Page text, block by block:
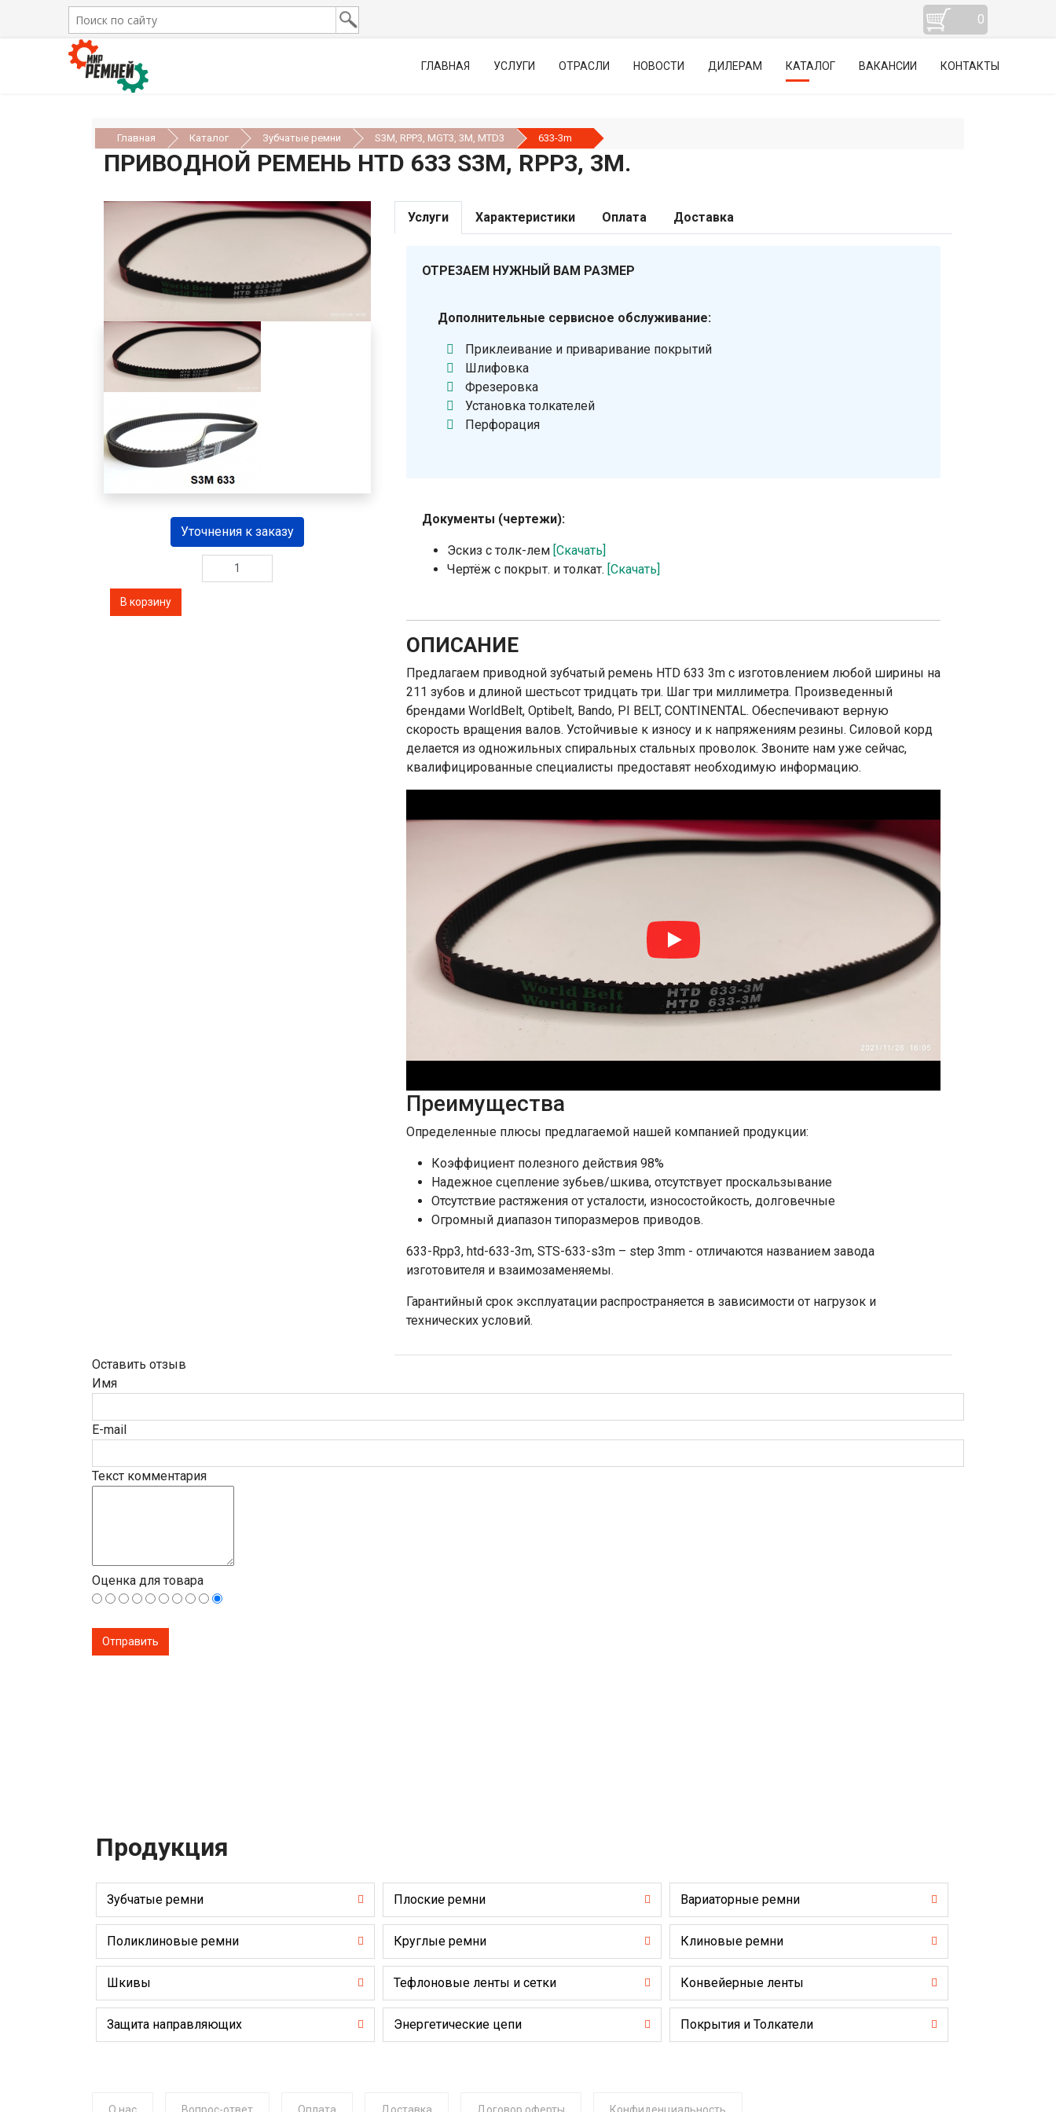
0
ГЛАВНАЯ УСЛУГИ ОТРАСЛИ НОВОСТИ ДИЛЕРАМ КАТАЛОГ ВАКАНСИИ КОНТАКТЫ
Главная Каталог Зубчатые ремни S3M, RPP3, MGT3, 3М, MTD3 633-3m
ПРИВОДНОЙ РЕМЕНЬ HTD 633 S3M, RPP3, 3М.
Уточнения к заказу
Услуги Характеристики Оплата Доставка
ОТРЕЗАЕМ НУЖНЫЙ ВАМ РАЗМЕР
Дополнительные сервисное обслуживание:
Приклеивание и приваривание покрытий
Шлифовка
Фрезеровка
Установка толкателей
Перфорация
Документы (чертежи):
Эскиз с толк-лем [Скачать]
Чертёж с покрыт. и толкат. [Скачать]
ОПИСАНИЕ
Предлагаем приводной зубчатый ремень HTD 633 3m с изготовлением любой ширины на
211 зубов и длиной шестьсот тридцать три. Шаг три миллиметра. Произведенный
брендами WorldBelt, Optibelt, Bando, PI BELT, CONTINENTAL. Обеспечивают верную
скорость вращения валов. Устойчивые к износу и к напряжениям резины. Силовой корд
делается из одножильных спиральных стальных проволок. Звоните нам уже сейчас,
квалифицированные специалисты предоставят необходимую информацию.
Преимущества
Определенные плюсы предлагаемой нашей компанией продукции:
Коэффициент полезного действия 98%
Надежное сцепление зубьев/шкива, отсутствует проскальзывание
Отсутствие растяжения от усталости, износостойкость, долговечные
Огромный диапазон типоразмеров приводов.
633-Rpp3, htd-633-3m, STS-633-s3m – step 3mm - отличаются названием завода
изготовителя и взаимозаменяемы.
Гарантийный срок эксплуатации распространяется в зависимости от нагрузок и
технических условий.
Оставить отзыв
Имя
E-mail
Текст комментария
Оценка для товара
Продукция
Зубчатые ремни Плоские ремни Вариаторные ремни
Поликлиновые ремни Круглые ремни Клиновые ремни
Шкивы Тефлоновые ленты и сетки Конвейерные ленты
Защита направляющих Энергетические цепи Покрытия и Толкатели
О нас Вопрос-ответ Оплата Доставка Договор оферты Конфиденциальность